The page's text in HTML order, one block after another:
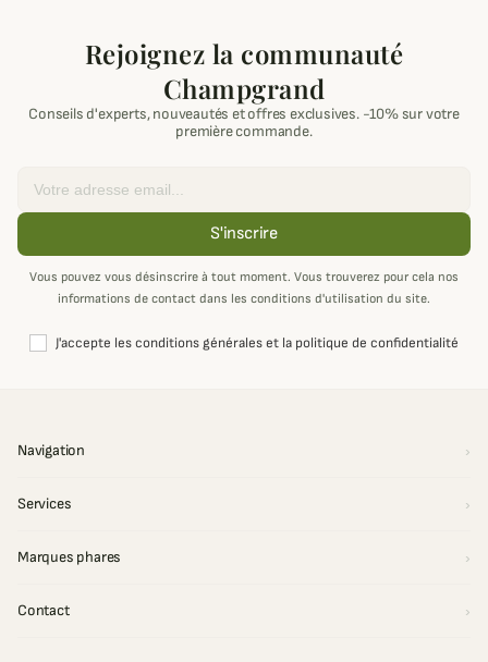
Rejoignez la communauté
Champgrand
Conseils d'experts, nouveautés et offres exclusives. -10% sur votre
première commande.
S'inscrire
Vous pouvez vous désinscrire à tout moment. Vous trouverez pour cela nos
informations de contact dans les conditions d'utilisation du site.
J'accepte les conditions générales et la politique de confidentialité
Navigation
Services
Marques phares
Contact